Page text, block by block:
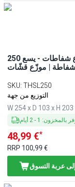
موزّع شفاطات - يسع 250
شفاطة | موزّع قشّات
SKU: THSL250
التوزيع من جهة
W 254 x D 103 x H
بالمخزون:
1
-
2 أيام
48,99 €*
RRP 100,99 €
عربة التسوق